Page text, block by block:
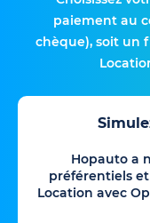
paiement au
chèque), soit un
Hopauto a
préférentiels
Location avec